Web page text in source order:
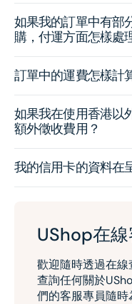
如果我的訂單中有部
購，付運方面怎樣處
訂單中的運費怎樣計
如果我在使用香港以
額外徵收費用？
我的信用卡的資料在
UShop在線
歡迎隨時透過在
查詢任何關於
們的客服專員隨時